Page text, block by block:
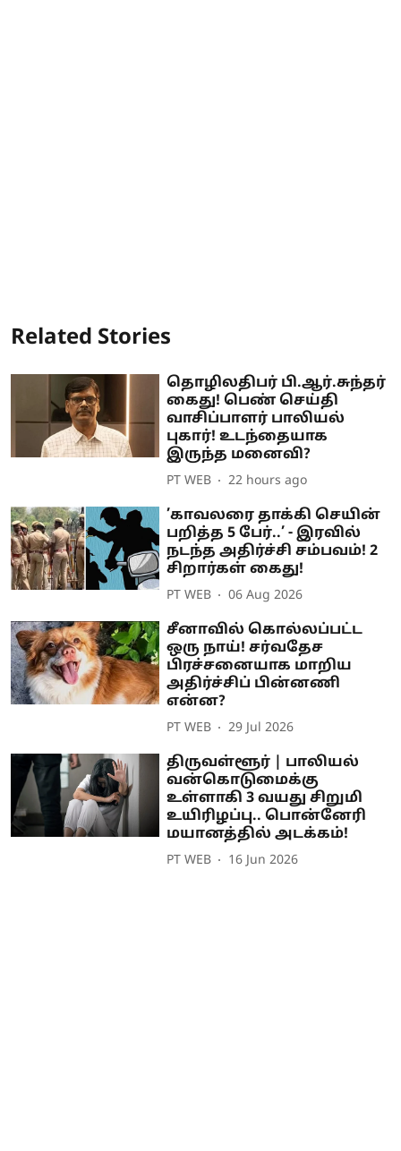
Related Stories
தொழிலதிபர் பி.ஆர்.சுந்தர்
கைது! பெண் செய்தி
வாசிப்பாளர் பாலியல்
புகார்! உடந்தையாக
இருந்த மனைவி?
PT WEB 22 hours ago
’காவலரை தாக்கி செயின்
பறித்த 5 பேர்..’ - இரவில்
நடந்த அதிர்ச்சி சம்பவம்! 2
சிறார்கள் கைது!
PT WEB 06 Aug 2026
சீனாவில் கொல்லப்பட்ட
ஒரு நாய்! சர்வதேச
பிரச்சனையாக மாறிய
அதிர்ச்சிப் பின்னணி
என்ன?
PT WEB 29 Jul 2026
திருவள்ளூர் | பாலியல்
வன்கொடுமைக்கு
உள்ளாகி 3 வயது சிறுமி
உயிரிழப்பு.. பொன்னேரி
மயானத்தில் அடக்கம்!
PT WEB 16 Jun 2026